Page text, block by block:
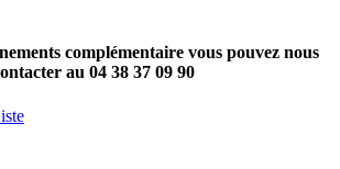
complémentaire vous pouvez nous
au 04 38 37 09 90